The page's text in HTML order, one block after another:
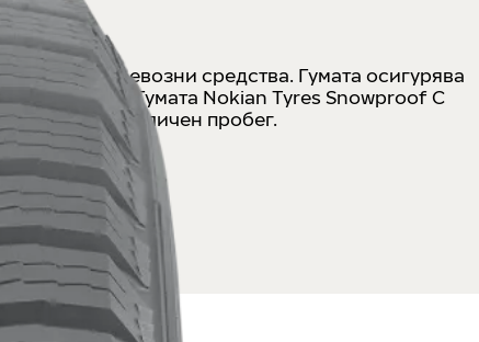
превозни средства. Гумата осигурява
и дъжд. Гумата Nokian Tyres Snowproof C
отличен пробег.